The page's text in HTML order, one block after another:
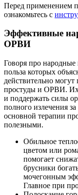
Перед применением
ознакомьтесь с
Эффективные
ОРВИ
Говоря про народные
польза которых
действительно
простуды и ОРВИ. Их
и поддержать силы
полного излечения
основной терапии
полезными.
Обильное
цветом или
помогает
брусники
мочегонным
Главное при